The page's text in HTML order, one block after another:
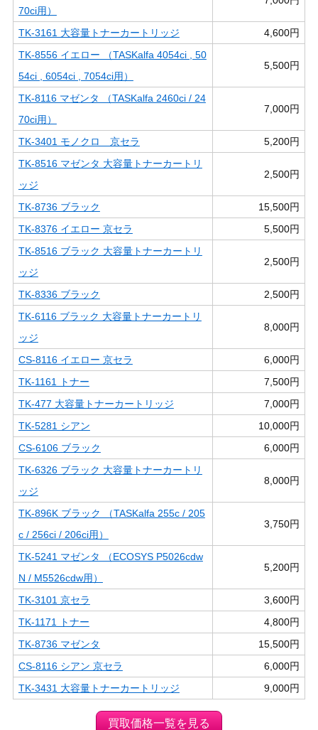
70ci用）
TK-3161 大容量トナーカートリッジ
4,600円
TK-8556 イエロー （TASKalfa 4054ci , 50
54ci , 6054ci , 7054ci用）
5,500円
TK-8116 マゼンタ （TASKalfa 2460ci / 24
70ci用）
7,000円
TK-3401 モノクロ 京セラ
5,200円
TK-8516 マゼンタ 大容量トナーカートリ
ッジ
2,500円
TK-8736 ブラック
15,500円
TK-8376 イエロー 京セラ
5,500円
TK-8516 ブラック 大容量トナーカートリ
ッジ
2,500円
TK-8336 ブラック
2,500円
TK-6116 ブラック 大容量トナーカートリ
ッジ
8,000円
CS-8116 イエロー 京セラ
6,000円
TK-1161 トナー
7,500円
TK-477 大容量トナーカートリッジ
7,000円
TK-5281 シアン
10,000円
CS-6106 ブラック
6,000円
TK-6326 ブラック 大容量トナーカートリ
ッジ
8,000円
TK-896K ブラック （TASKalfa 255c / 205
c / 256ci / 206ci用）
3,750円
TK-5241 マゼンタ （ECOSYS P5026cdw
N / M5526cdw用）
5,200円
TK-3101 京セラ
3,600円
TK-1171 トナー
4,800円
TK-8736 マゼンタ
15,500円
CS-8116 シアン 京セラ
6,000円
TK-3431 大容量トナーカートリッジ
9,000円
買取価格一覧を見る